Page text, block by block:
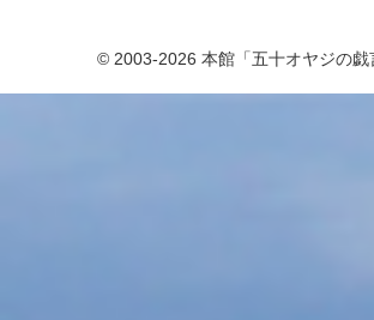
© 2003-2026 本館「五十オヤジの戯